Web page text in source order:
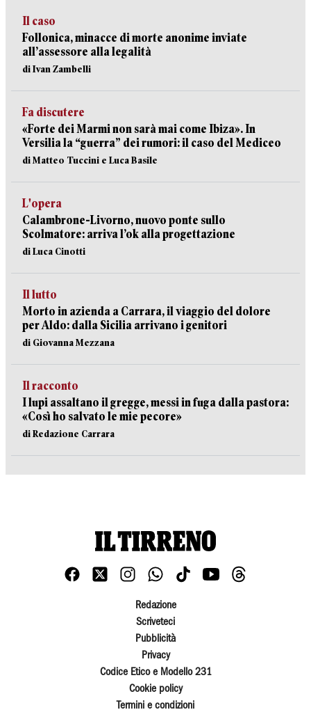
Il caso
Follonica, minacce di morte anonime inviate
all’assessore alla legalità
di Ivan Zambelli
Fa discutere
«Forte dei Marmi non sarà mai come Ibiza». In
Versilia la “guerra” dei rumori: il caso del Mediceo
di Matteo Tuccini e Luca Basile
L'opera
Calambrone-Livorno, nuovo ponte sullo
Scolmatore: arriva l’ok alla progettazione
di Luca Cinotti
Il lutto
Morto in azienda a Carrara, il viaggio del dolore
per Aldo: dalla Sicilia arrivano i genitori
di Giovanna Mezzana
Il racconto
I lupi assaltano il gregge, messi in fuga dalla pastora:
«Così ho salvato le mie pecore»
di Redazione Carrara
Redazione
Scriveteci
Pubblicità
Privacy
Codice Etico e Modello 231
Cookie policy
Termini e condizioni